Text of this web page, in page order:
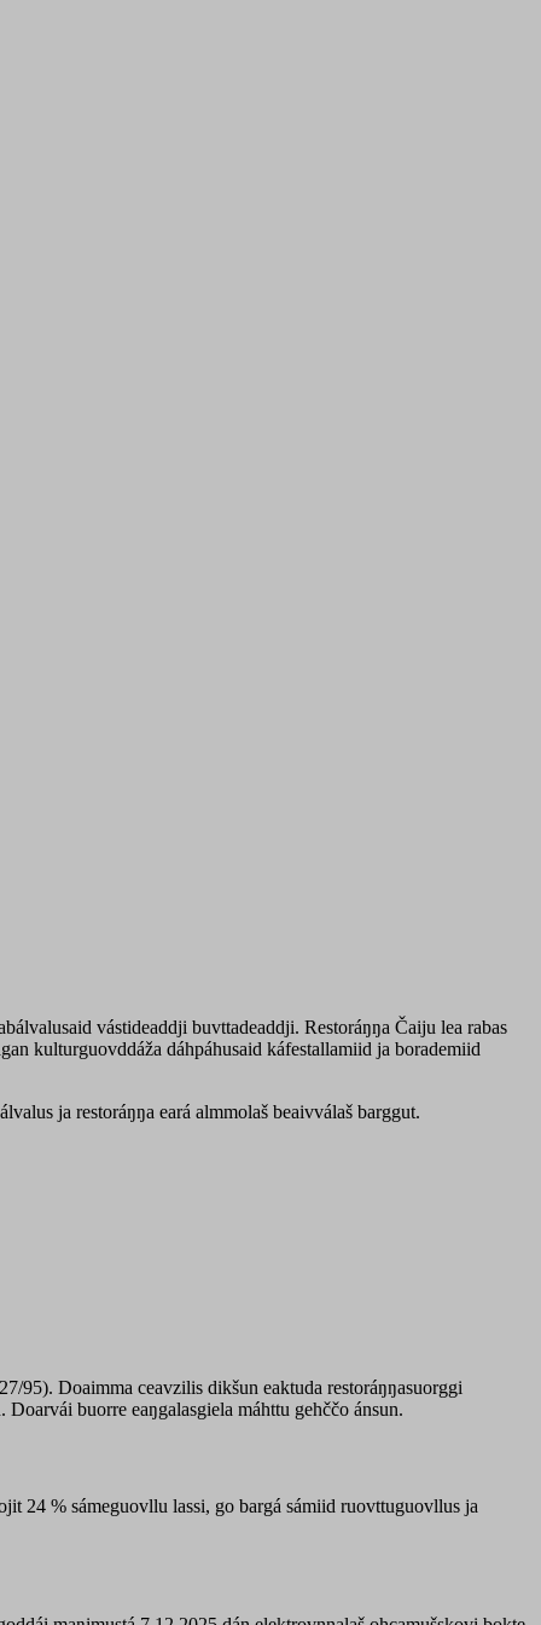
vástideaddji buvttadeaddji. Restoráŋŋa Čaiju lea rabas
kulturguovddáža dáhpáhusaid káfestallamiid ja borademiid
ja restoráŋŋa eará almmolaš beaivválaš barggut.
95). Doaimma ceavzilis dikšun eaktuda restoráŋŋasuorggi
buorre eaŋgalasgiela máhttu gehččo ánsun.
24 % sámeguovllu lassi, go bargá sámiid ruovttuguovllus ja